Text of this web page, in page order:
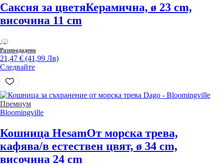
Саксия за цветяКерамична, ø 23 cm,
височина 11 cm
(2)
Разпродадено
21,47 € (41,99 Лв)
Следвайте
Премиум
Bloomingville
Кошница HesamОт морска трева,
кафява/в естествен цвят, ø 34 cm,
височина 24 cm